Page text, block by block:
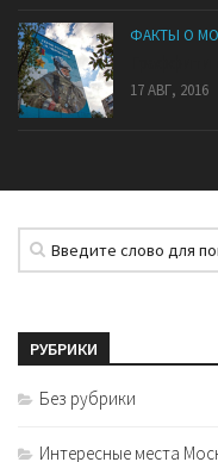
ФАКТЫ О
17 АВГ, 2016
РУБРИКИ
Без рубрики
Интересные места